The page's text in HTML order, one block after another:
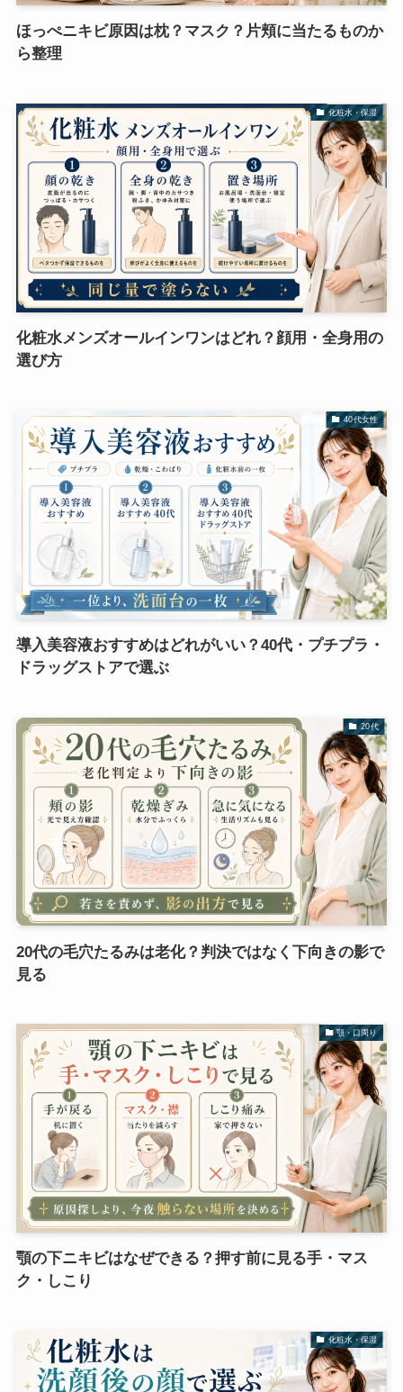
ほっぺニキビ原因は枕？マスク？片頬に当たるものか
ら整理
化粧水・保湿
化粧水メンズオールインワンはどれ？顔用・全身用の
選び方
40代女性
導入美容液おすすめはどれがいい？40代・プチプラ・
ドラッグストアで選ぶ
20代
20代の毛穴たるみは老化？判決ではなく下向きの影で
見る
顎・口周り
顎の下ニキビはなぜできる？押す前に見る手・マス
ク・しこり
化粧水・保湿